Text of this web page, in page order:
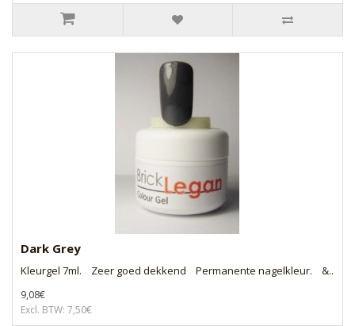
Dark Grey
Kleurgel 7ml. Zeer goed dekkend Permanente nagelkleur. &..
9,08€
Excl. BTW: 7,50€